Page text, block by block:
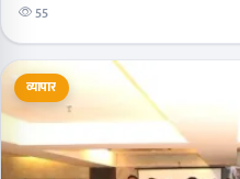
55
व्यापार